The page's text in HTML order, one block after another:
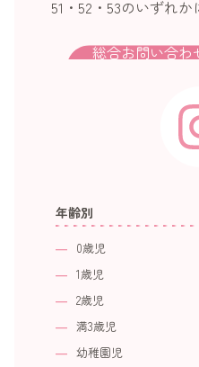
51・52・53のいずれか
総合お問い合わ
年齢別
0歳児
1歳児
2歳児
満3歳児
幼稚園児